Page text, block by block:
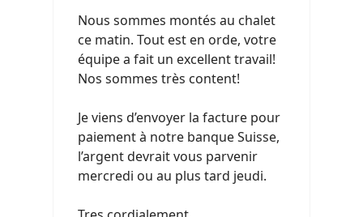
Nous sommes montés au chalet
ce matin. Tout est en orde, votre
équipe a fait un excellent travail!
Nos sommes très content!
Je viens d’envoyer la facture pour
paiement à notre banque Suisse,
l’argent devrait vous parvenir
mercredi ou au plus tard jeudi.